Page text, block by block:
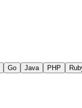
Go Java PHP